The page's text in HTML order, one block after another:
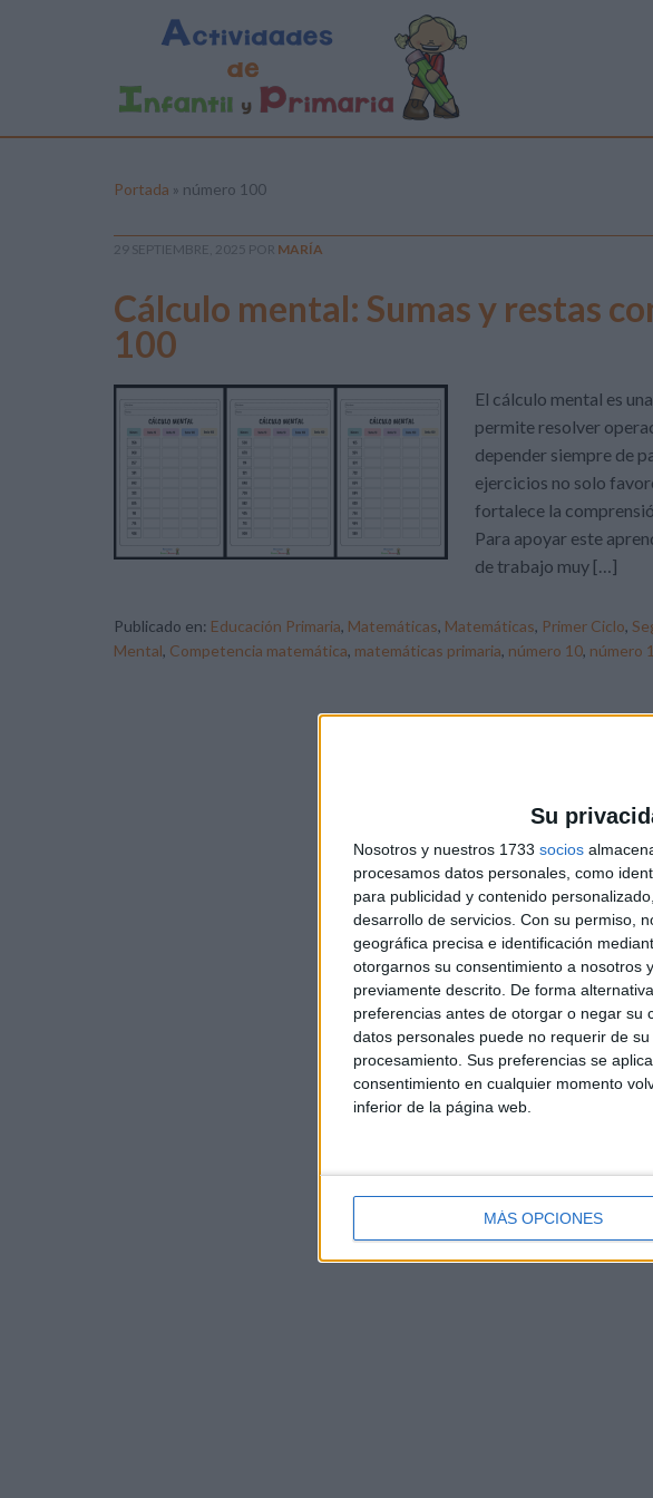
Su
Nosotros y nuestros 1733 socios
procesamos datos personales, como
para publicidad y contenido
desarrollo de servicios. Con su permiso,
geográfica precisa e identificación
otorgarnos su consentimiento a nosotros
previamente descrito. De forma
preferencias antes de otorgar o negar su
datos personales puede no requerir de
procesamiento. Sus preferencias se
consentimiento en cualquier momento
inferior de la página web.
MÁS OPCIONES
Portada » número 100
29 SEPTIEMBRE, 2025 POR MARÍA
Cálculo mental: Sumas y restas
100
El cálculo mental es
permite resolver
depender siempre de
ejercicios no solo
fortalece la
Para apoyar este
de trabajo muy […]
Publicado en: Educación Primaria, Matemáticas, Matemáticas, Primer Ciclo,
Mental, Competencia matemática, matemáticas primaria, número 10, número